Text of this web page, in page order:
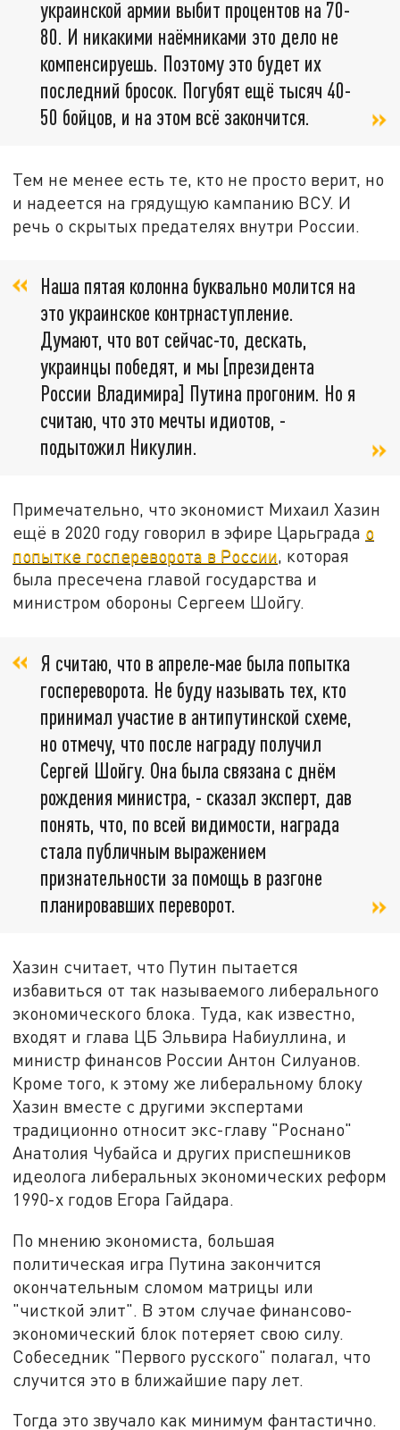
украинской армии выбит процентов на 70-
80. И никакими наёмниками это дело не
компенсируешь. Поэтому это будет их
последний бросок. Погубят ещё тысяч 40-
50 бойцов, и на этом всё закончится.
Тем не менее есть те, кто не просто верит, но
и надеется на грядущую кампанию ВСУ. И
речь о скрытых предателях внутри России.
Наша пятая колонна буквально молится на
это украинское контрнаступление.
Думают, что вот сейчас-то, дескать,
украинцы победят, и мы [президента
России Владимира] Путина прогоним. Но я
считаю, что это мечты идиотов, -
подытожил Никулин.
Примечательно, что экономист Михаил Хазин
ещё в 2020 году говорил в эфире Царьграда о
попытке госпереворота в России, которая
была пресечена главой государства и
министром обороны Сергеем Шойгу.
Я считаю, что в апреле-мае была попытка
госпереворота. Не буду называть тех, кто
принимал участие в антипутинской схеме,
но отмечу, что после награду получил
Сергей Шойгу. Она была связана с днём
рождения министра, - сказал эксперт, дав
понять, что, по всей видимости, награда
стала публичным выражением
признательности за помощь в разгоне
планировавших переворот.
Хазин считает, что Путин пытается
избавиться от так называемого либерального
экономического блока. Туда, как известно,
входят и глава ЦБ Эльвира Набиуллина, и
министр финансов России Антон Силуанов.
Кроме того, к этому же либеральному блоку
Хазин вместе с другими экспертами
традиционно относит экс-главу "Роснано"
Анатолия Чубайса и других приспешников
идеолога либеральных экономических реформ
1990-х годов Егора Гайдара.
По мнению экономиста, большая
политическая игра Путина закончится
окончательным сломом матрицы или
"чисткой элит". В этом случае финансово-
экономический блок потеряет свою силу.
Собеседник "Первого русского" полагал, что
случится это в ближайшие пару лет.
Тогда это звучало как минимум фантастично.